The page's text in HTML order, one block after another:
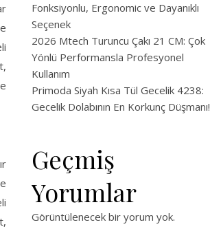
Fonksiyonlu, Ergonomic ve Dayanıklı
Seçenek
2026 Mtech Turuncu Çakı 21 CM: Çok
Yönlü Performansla Profesyonel
Kullanım
Primoda Siyah Kısa Tül Gecelik 4238:
Gecelik Dolabının En Korkunç Düşmanı!
Geçmiş
Yorumlar
Görüntülenecek bir yorum yok.